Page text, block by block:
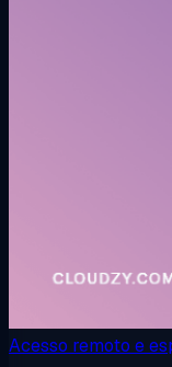
Acesso remoto e